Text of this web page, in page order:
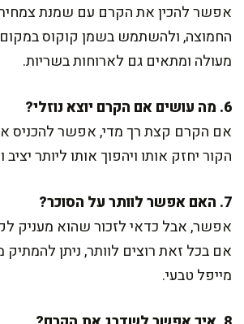
אפשר להכין את הקרם עם שמנת
החמוצה, ולהשתמש בשמן קוקוס
מעולה ומתאים גם לארוחות בשריות.
6. מה עושים אם הקרם יוצא נוזלי?
אם הקרם קצת רך מדי, אפשר להכניס
הקור יחזק אותו ויהפוך אותו ליותר
7. האם אפשר לוותר על הסוכר?
אפשר, אבל כדאי לזכור שהוא מעניק
אם בכל זאת רוצים לוותר, ניתן
מייפל טבעי.